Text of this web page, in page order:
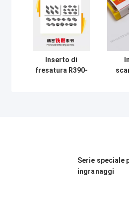
Inserto di
fresatura R390-
Serie speciale
ingranaggi